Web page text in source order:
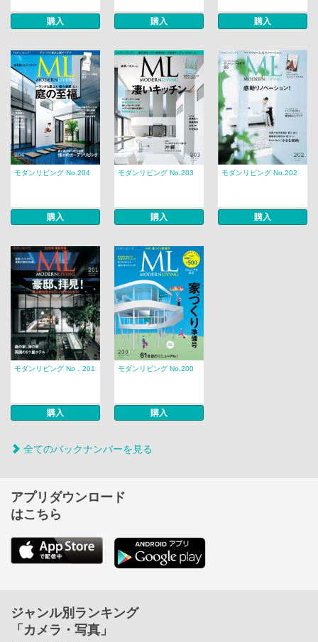
購入 購入 購入
モダンリビング No.204
購入
モダンリビング No.203
購入
モダンリビング No.202
購入
モダンリビング No．201
購入
モダンリビング No.200
購入
全てのバックナンバーを見る
アプリダウンロード
はこちら
ジャンル別ランキング
「カメラ・写真」